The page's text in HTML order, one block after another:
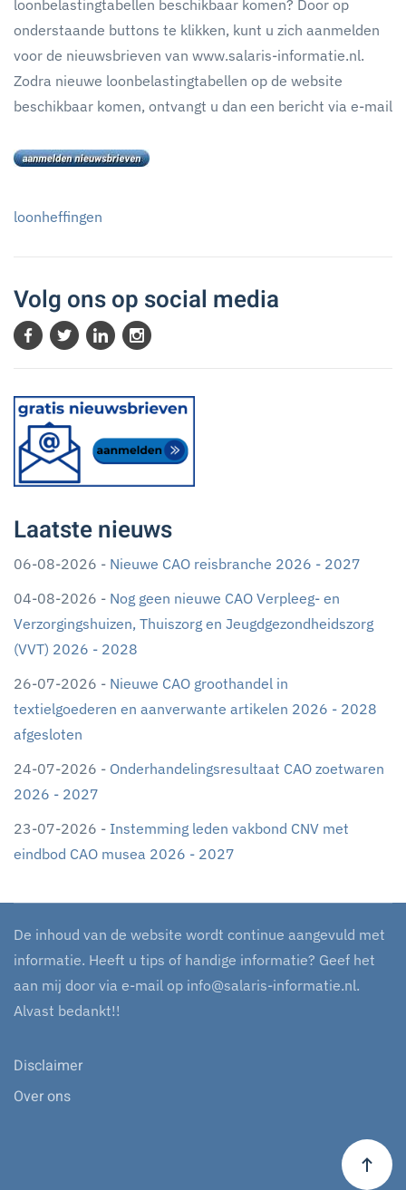
loonbelastingtabellen beschikbaar komen? Door op
onderstaande buttons te klikken, kunt u zich aanmelden
voor de nieuwsbrieven van www.salaris-informatie.nl.
Zodra nieuwe loonbelastingtabellen op de website
beschikbaar komen, ontvangt u dan een bericht via e-mail
loonheffingen
Volg ons op social media
Laatste nieuws
06-08-2026 - Nieuwe CAO reisbranche 2026 - 2027
04-08-2026 - Nog geen nieuwe CAO Verpleeg- en
Verzorgingshuizen, Thuiszorg en Jeugdgezondheidszorg
(VVT) 2026 - 2028
26-07-2026 - Nieuwe CAO groothandel in
textielgoederen en aanverwante artikelen 2026 - 2028
afgesloten
24-07-2026 - Onderhandelingsresultaat CAO zoetwaren
2026 - 2027
23-07-2026 - Instemming leden vakbond CNV met
eindbod CAO musea 2026 - 2027
De inhoud van de website wordt continue aangevuld met
informatie. Heeft u tips of handige informatie? Geef het
aan mij door via e-mail op info@salaris-informatie.nl.
Alvast bedankt!!
Disclaimer
Over ons